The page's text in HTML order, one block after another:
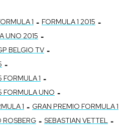
1 - FORMULA 1 2015 -
UNO 2015 -
BELGIO TV -
-
FORMULA 1 -
FORMULA UNO -
1 - GRAN PREMIO FORMULA 1
ROSBERG - SEBASTIAN VETTEL -